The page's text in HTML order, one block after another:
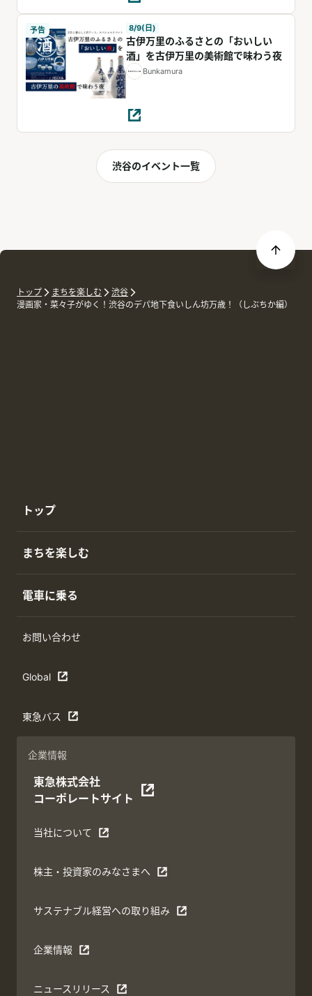
予告 8/9(日)
古伊万里のふるさとの「おいしい
酒」を古伊万里の美術館で味わう夜
Bunkamura
渋谷のイベント一覧
トップ まちを楽しむ
渋谷
漫画家・菜々子がゆく！渋谷のデパ地下食いしん坊万歳！（しぶちか編）
トップ
まちを楽しむ
電車に乗る
お問い合わせ
Global
東急バス
企業情報
東急株式会社
コーポレートサイト
当社について
株主・投資家のみなさまへ
サステナブル経営への取り組み
企業情報
ニュースリリース